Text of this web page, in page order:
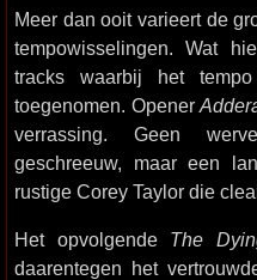
Meer dan ooit varieert de
tempowisselingen. Wat
tracks waarbij het
toegenomen. Opener
verrassing. Geen
geschreeuw, maar een
rustige Corey Taylor die
Het opvolgende The
daarentegen het